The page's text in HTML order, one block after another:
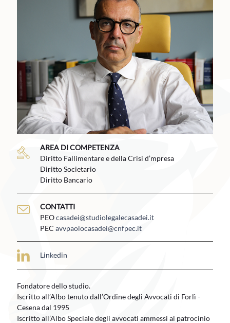
AREA DI COMPETENZA
Diritto fallimentare e della crisi d’impresa
Diritto Societario
Diritto Bancario
CONTATTI
PEOcasadei@studiolegalecasadei.it
PEC avvpaolocasadei@cnfpec.it
Linkedin
Fondatore dello studio.
Iscritto all’Albo tenuto dall’Ordine degli Avvocati di Forlì -
Cesena dal 1995
Iscritto all’Albo Speciale degli avvocati ammessi al patrocinio
AREA DI COMPETENZA
Diritto Fallimentare e della Crisi d’mpresa
Diritto Societario
Diritto Bancario
CONTATTI
PEOcasadei@studiolegalecasadei.it
PEC avvpaolocasadei@cnfpec.it
Linkedin
Fondatore dello studio.
Iscritto all’Albo tenuto dall’Ordine degli Avvocati di Forlì -
Cesena dal 1995
Iscritto all’Albo Speciale degli avvocati ammessi al patrocinio